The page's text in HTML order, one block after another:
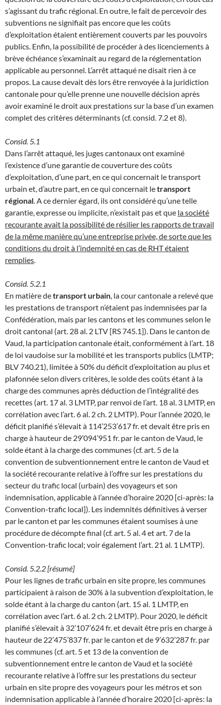
s’agissant du trafic régional. En outre, le fait de percevoir des
subventions ne signifiait pas encore que les coûts
d’exploitation étaient entièrement couverts par les pouvoirs
publics. Enfin, la possibilité de procéder à des licenciements à
brève échéance s’examinait au regard de la réglementation
applicable au personnel. L’arrêt attaqué ne disait rien à ce
propos. La cause devait dès lors être renvoyée à la juridiction
cantonale pour qu’elle prenne une nouvelle décision après
avoir examiné le droit aux prestations sur la base d’un examen
complet des critères déterminants (cf. consid. 7.2 et 8).
Consid. 5.1
Dans l’arrêt attaqué, les juges cantonaux ont examiné
l’existence d’une garantie de couverture des coûts
d’exploitation, d’une part, en ce qui concernait le transport
urbain et, d’autre part, en ce qui concernait letransport
régional . A ce dernier égard, ils ont considéré qu’une telle
garantie, expresse ou implicite, n’existait pas et que la société
recourante avait la possibilité de résilier les rapports de travail
de la même manière qu’une entreprise privée, de sorte que les
conditions du droit à l’indemnité en cas de RHT étaient
remplies
Consid. 5.2.1
En matière detransport urbain , la cour cantonale a relevé que
les prestations de transport n’étaient pas indemnisées par la
Confédération, mais par les cantons et les communes selon le
droit cantonal (art. 28 al. 2 LTV [RS 745.1]). Dans le canton de
Vaud, la participation cantonale était, conformément à l’art. 18
de loi vaudoise sur la mobilité et les transports publics (LMTP;
BLV 740.21), limitée à 50% du déficit d’exploitation au plus et
plafonnée selon divers critères, le solde des coûts étant à la
charge des communes après déduction de l’intégralité des
recettes (art. 17 al. 3 LMTP, par renvoi de l’art. 18 al. 3 LMTP, en
corrélation avec l’art. 6 al. 2 ch. 2 LMTP). Pour l’année 2020, le
déficit planifié s’élevait à 114’253’617 fr. et devait être pris en
charge à hauteur de 29’094’951 fr. par le canton de Vaud, le
solde étant à la charge des communes (cf. art. 5 de la
convention de subventionnement entre le canton de Vaud et
la société recourante relative à l’offre sur les prestations du
secteur du trafic local (urbain) des voyageurs et son
indemnisation, applicable à l’année d’horaire 2020 [ci-après: la
Convention-trafic local]). Les indemnités définitives à verser
par le canton et par les communes étaient soumises à une
procédure de décompte final (cf. art. 5 al. 4 et art. 7 de la
Convention-trafic local; voir également l’art. 21 al. 1 LMTP).
Consid. 5.2.2 [résumé]
Pour les lignes de trafic urbain en site propre, les communes
participaient à raison de 30% à la subvention d’exploitation, le
solde étant à la charge du canton (art. 15 al. 1 LMTP, en
corrélation avec l’art. 6 al. 2 ch. 2 LMTP). Pour 2020, le déficit
planifié s’élevait à 32’107’624 fr. et devait être pris en charge à
hauteur de 22’475’837 fr. par le canton et de 9’632’287 fr. par
les communes (cf. art. 5 et 13 de la convention de
subventionnement entre le canton de Vaud et la société
recourante relative à l’offre sur les prestations du secteur
urbain en site propre des voyageurs pour les métros et son
indemnisation applicable à l’année d’horaire 2020 [ci-après: la